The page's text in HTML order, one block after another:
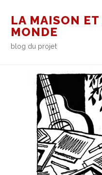
LA MAISON ET
MONDE
blog du projet